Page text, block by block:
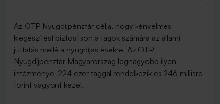
Az OTP Nyugdíjpénztár célja, hogy kényelmes
kiegészítést biztosítson a tagok számára az állami
juttatás mellé a nyugdíjas évekre. Az OTP
Nyugdíjpénztár Magyarország legnagyobb ilyen
intézménye: 224 ezer taggal rendelkezik és 246 milliárd
forint vagyont kezel.